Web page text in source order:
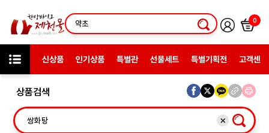
0
신상품 인기상품 특별관 선물세트 특별기획전 고객센터
상품검색